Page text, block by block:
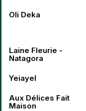
Oli Deka
Laine Fleurie -
Natagora
Yeiayel
Aux Délices Fait
Maison